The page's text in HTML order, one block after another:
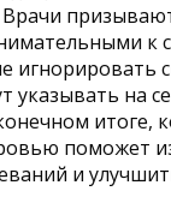
к
игнорировать
указывать на
итоге,
поможет
и